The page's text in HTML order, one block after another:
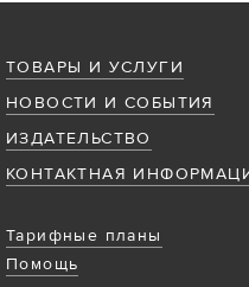
ТОВАРЫ И УСЛУГИ
НОВОСТИ И СОБЫТИЯ
ИЗДАТЕЛЬСТВО
КОНТАКТНАЯ
Тарифные планы
Помощь